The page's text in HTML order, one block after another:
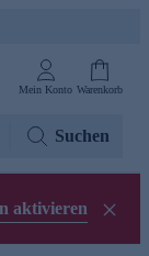
Mein Konto Warenkorb
Suchen
aktivieren